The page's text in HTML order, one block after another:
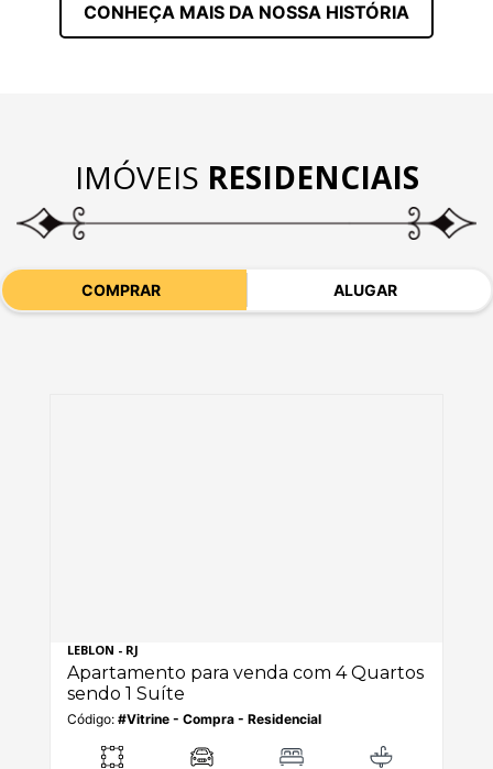
CONHEÇA MAIS DA NOSSA HISTÓRIA
IMÓVEIS RESIDENCIAIS
COMPRAR ALUGAR
LEBLON - RJ
Apartamento para venda com 4 Quartos
sendo 1 Suíte
Código: #Vitrine - Compra - Residencial